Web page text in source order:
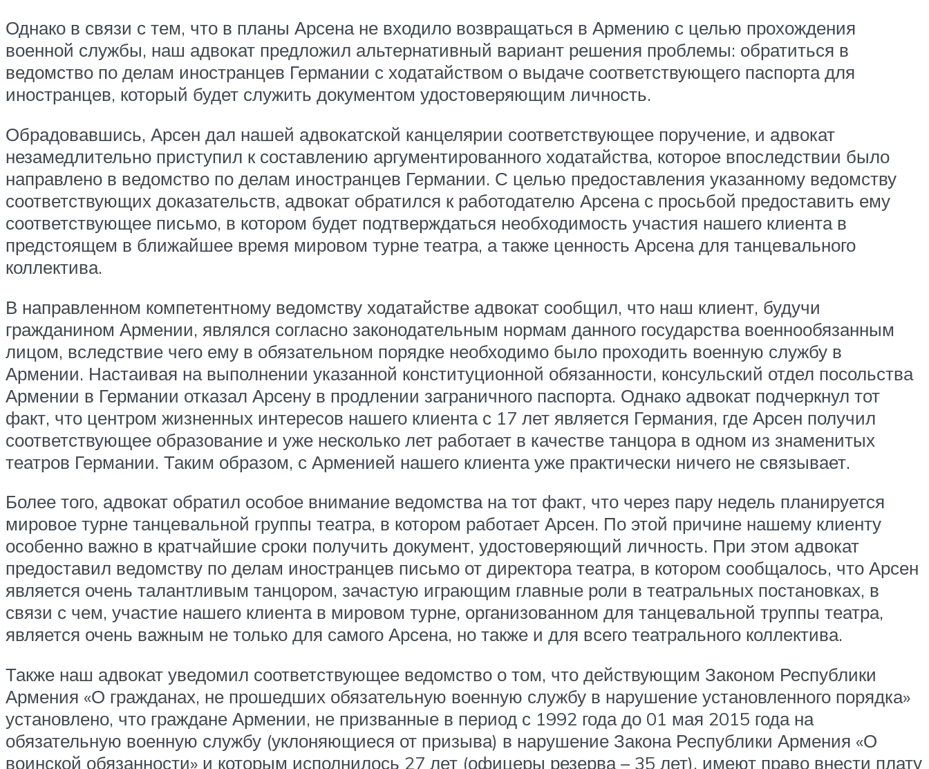
Однако в связи с тем, что в планы Арсена не входило возвращаться в Армению с целью прохождения
военной службы, наш адвокат предложил альтернативный вариант решения проблемы: обратиться в
ведомство по делам иностранцев Германии с ходатайством о выдаче соответствующего паспорта для
иностранцев, который будет служить документом удостоверяющим личность.
Обрадовавшись, Арсен дал нашей адвокатской канцелярии соответствующее поручение, и адвокат
незамедлительно приступил к составлению аргументированного ходатайства, которое впоследствии было
направлено в ведомство по делам иностранцев Германии. С целью предоставления указанному ведомству
соответствующих доказательств, адвокат обратился к работодателю Арсена с просьбой предоставить ему
соответствующее письмо, в котором будет подтверждаться необходимость участия нашего клиента в
предстоящем в ближайшее время мировом турне театра, а также ценность Арсена для танцевального
коллектива.
В направленном компетентному ведомству ходатайстве адвокат сообщил, что наш клиент, будучи
гражданином Армении, являлся согласно законодательным нормам данного государства военнообязанным
лицом, вследствие чего ему в обязательном порядке необходимо было проходить военную службу в
Армении. Настаивая на выполнении указанной конституционной обязанности, консульский отдел посольства
Армении в Германии отказал Арсену в продлении заграничного паспорта. Однако адвокат подчеркнул тот
факт, что центром жизненных интересов нашего клиента с 17 лет является Германия, где Арсен получил
соответствующее образование и уже несколько лет работает в качестве танцора в одном из знаменитых
театров Германии. Таким образом, с Арменией нашего клиента уже практически ничего не связывает.
Более того, адвокат обратил особое внимание ведомства на тот факт, что через пару недель планируется
мировое турне танцевальной группы театра, в котором работает Арсен. По этой причине нашему клиенту
особенно важно в кратчайшие сроки получить документ, удостоверяющий личность. При этом адвокат
предоставил ведомству по делам иностранцев письмо от директора театра, в котором сообщалось, что Арсен
является очень талантливым танцором, зачастую играющим главные роли в театральных постановках, в
связи с чем, участие нашего клиента в мировом турне, организованном для танцевальной труппы театра,
является очень важным не только для самого Арсена, но также и для всего театрального коллектива.
Также наш адвокат уведомил соответствующее ведомство о том, что действующим Законом Республики
Армения «О гражданах, не прошедших обязательную военную службу в нарушение установленного порядка»
установлено, что граждане Армении, не призванные в период с 1992 года до 01 мая 2015 года на
обязательную военную службу (уклоняющиеся от призыва) в нарушение Закона Республики Армения «О
воинской обязанности» и которым исполнилось 27 лет (офицеры резерва – 35 лет), имеют право внести плату